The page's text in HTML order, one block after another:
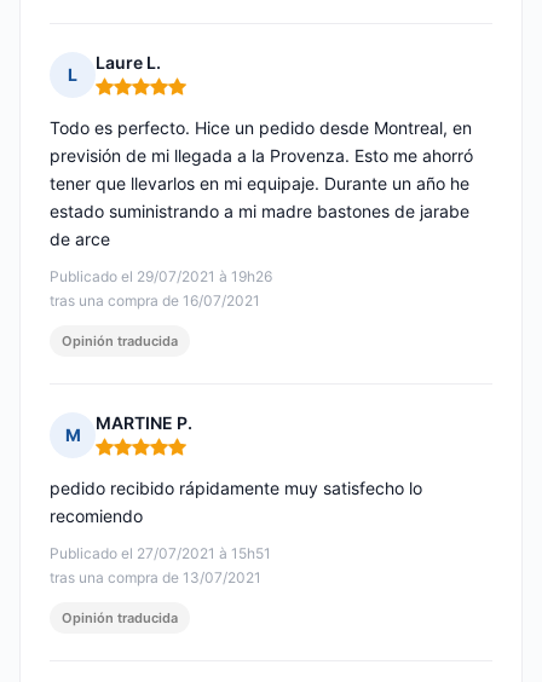
L
Laure L.
Nota: 5 de 5
Publicado el 29/07/2021 à 19h26
tras una compra de 16/07/2021
Todo es perfecto. Hice un pedido desde Montreal, en
previsión de mi llegada a la Provenza. Esto me ahorró
tener que llevarlos en mi equipaje. Durante un año he
estado suministrando a mi madre bastones de jarabe
de arce
Opinión traducida
M
MARTINE P.
Nota: 5 de 5
Publicado el 27/07/2021 à 15h51
tras una compra de 13/07/2021
pedido recibido rápidamente muy satisfecho lo
recomiendo
Opinión traducida